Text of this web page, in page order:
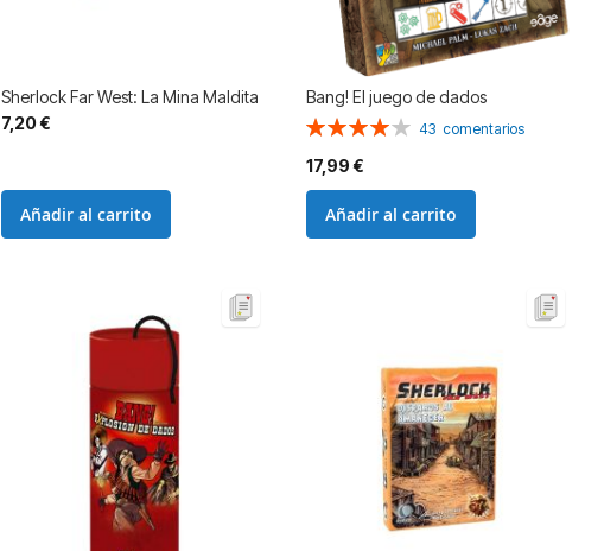
Sherlock Far West: La Mina Maldita
7,20 €
Añadir al carrito
Bang! El juego de dados
Valoración:
43 comentarios
17,99 €
Añadir al carrito